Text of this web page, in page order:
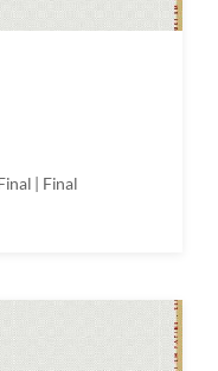
| Final